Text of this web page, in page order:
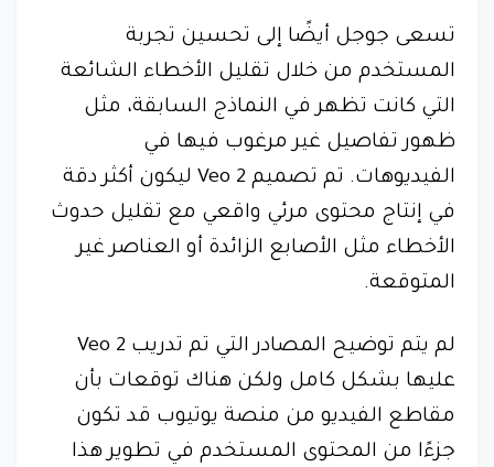
تسعى جوجل أيضًا إلى تحسين تجربة
المستخدم من خلال تقليل الأخطاء الشائعة
التي كانت تظهر في النماذج السابقة، مثل
ظهور تفاصيل غير مرغوب فيها في
الفيديوهات. تم تصميم Veo 2 ليكون أكثر دقة
في إنتاج محتوى مرئي واقعي مع تقليل حدوث
الأخطاء مثل الأصابع الزائدة أو العناصر غير
المتوقعة.
لم يتم توضيح المصادر التي تم تدريب Veo 2
عليها بشكل كامل ولكن هناك توقعات بأن
مقاطع الفيديو من منصة يوتيوب قد تكون
جزءًا من المحتوى المستخدم في تطوير هذا